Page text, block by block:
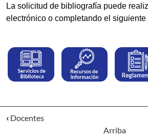
La solicitud de bibliografía puede
electrónico o completando el siguiente
‹ Docentes
Arriba